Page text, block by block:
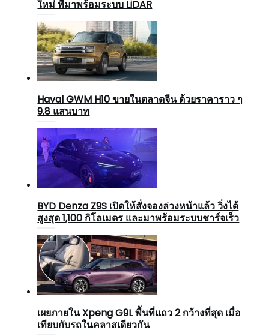
ใหม่ ที่มาพร้อมระบบ LiDAR
Haval GWM H10 ขายในตลาดจีน ด้วยราคาราว ๆ
9.8 แสนบาท
BYD Denza Z9S เปิดให้สั่งจองล่วงหน้าแล้ว วิ่งได้
สูงสุด 1,100 กิโลเมตร และมาพร้อมระบบชาร์จเร็ว
เผยภายใน Xpeng G9L พื้นที่แถว 2 กว้างที่สุด เมื่อ
เทียบกับรถในคลาสเดียวกัน